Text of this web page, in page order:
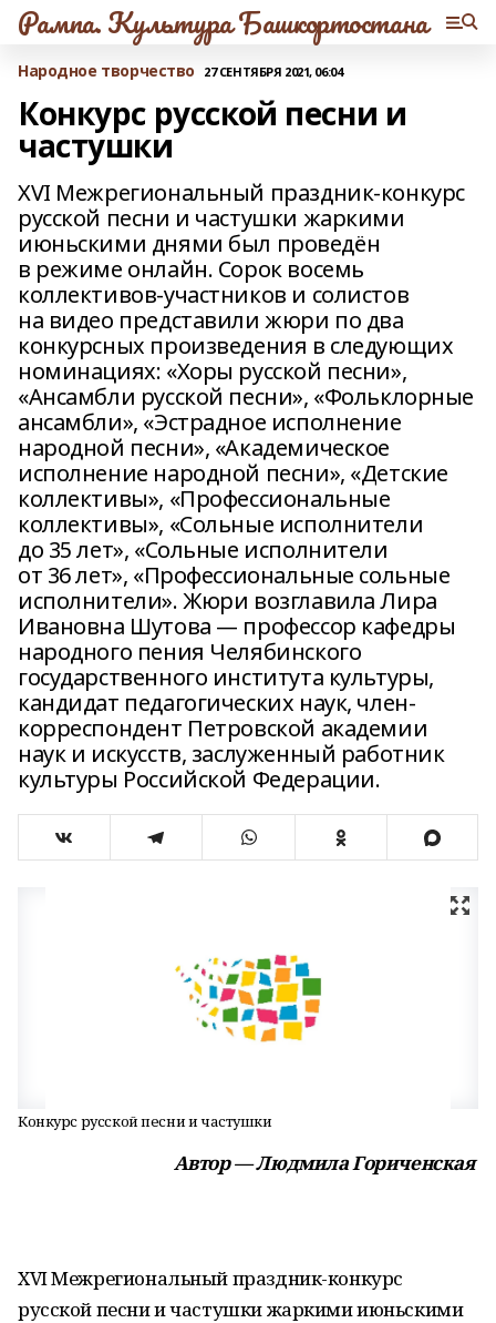
Рампа. Культура Башкортостана
Народное творчество 27 СЕНТЯБРЯ 2021, 06:04
Конкурс русской песни и
частушки
XVI Межрегиональный праздник-конкурс
русской песни и частушки жаркими
июньскими днями был проведён
в режиме онлайн. Сорок восемь
коллективов‑участников и солистов
на видео представили жюри по два
конкурсных произведения в следующих
номинациях: «Хоры русской песни»,
«Ансамбли русской песни», «Фольклорные
ансамбли», «Эстрадное исполнение
народной песни», «Академическое
исполнение народной песни», «Детские
коллективы», «Профессиональные
коллективы», «Сольные исполнители
до 35 лет», «Сольные исполнители
от 36 лет», «Профессиональные сольные
исполнители». Жюри возглавила Лира
Ивановна Шутова — профессор кафедры
народного пения Челябинского
государственного института культуры,
кандидат педагогических наук, член-
корреспондент Петровской академии
наук и искусств, заслуженный работник
культуры Российской Федерации.
Конкурс русской песни и частушки
Автор — Людмила Гориченская
XVI Межрегиональный праздник-конкурс
русской песни и частушки жаркими июньскими